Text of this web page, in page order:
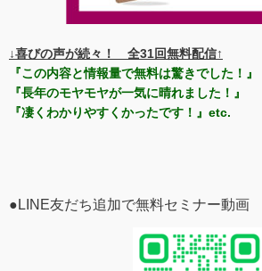
↓喜びの声が続々！ 全31回無料配信↑
『この内容と情報量で無料は驚きでした！』
『長年のモヤモヤが一気に晴れました！』
『凄くわかりやすくかったです！』etc.
●LINE友だち追加で無料セミナー動画